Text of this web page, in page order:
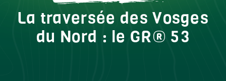
La traversée des Vosges
du Nord : le GR® 53